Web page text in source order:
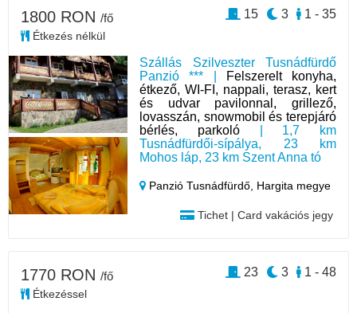
Szállás Szilveszter Tusnádfürdő
Panzió *** |
Felszerelt konyha,
étkező, WI-FI, nappali, terasz, kert
és udvar pavilonnal, grillező,
lovasszán, snowmobil és terepjáró
bérlés, parkoló| 1,7 km
Tusnádfürdői-sípálya, 23 km
Mohos láp, 23 km Szent Anna tó
Panzió Tusnádfürdő, Hargita megye
Tichet | Card vakációs jegy
1800 RON /fő
Étkezés nélkül
1 - 35
3
15
1770 RON /fő
Étkezéssel
1 - 48
3
23